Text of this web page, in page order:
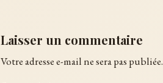
Laisser un commentaire
Votre adresse e-mail ne sera pas publiée.